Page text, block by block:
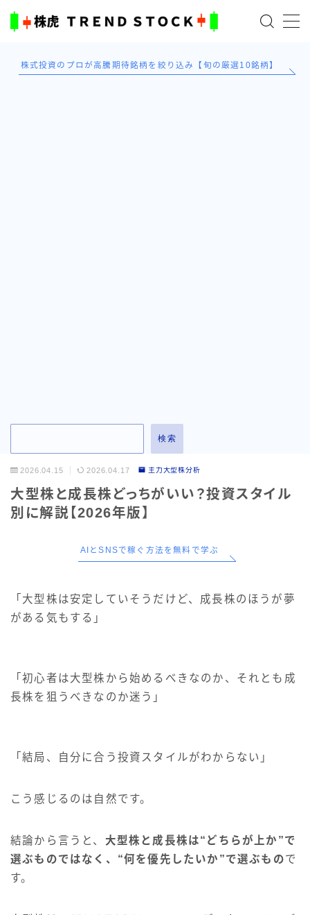
株式投資のプロが高騰期待銘柄を絞り込み【旬の厳選10銘柄】
検索
2026.04.15 2026.04.17 主力大型株分析
大型株と成長株どっちがいい？投資スタイル
別に解説【2026年版】
AIとSNSで稼ぐ方法を無料で学ぶ
「大型株は安定していそうだけど、成長株のほうが夢
がある気もする」
「初心者は大型株から始めるべきなのか、それとも成
長株を狙うべきなのか迷う」
「結局、自分に合う投資スタイルがわからない」
こう感じるのは自然です。
結論から言うと、 大型株と成長株は“どちらが上か”で
選ぶものではなく、“何を優先したいか”で選ぶもので
す。